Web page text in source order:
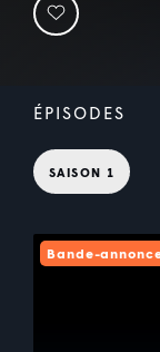
ÉPISODES
SAISON 1
Bande-